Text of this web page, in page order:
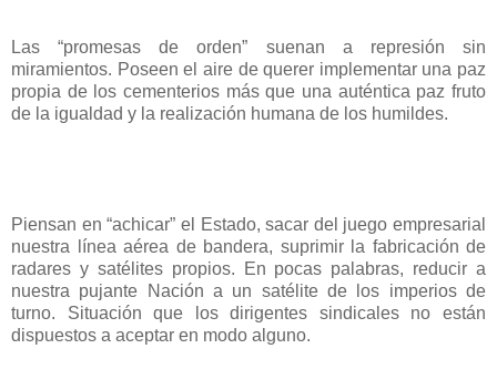
Las “promesas de orden” suenan a represión sin
miramientos. Poseen el aire de querer implementar una paz
propia de los cementerios más que una auténtica paz fruto
de la igualdad y la realización humana de los humildes.
Piensan en “achicar” el Estado, sacar del juego empresarial
nuestra línea aérea de bandera, suprimir la fabricación de
radares y satélites propios. En pocas palabras, reducir a
nuestra pujante Nación a un satélite de los imperios de
turno. Situación que los dirigentes sindicales no están
dispuestos a aceptar en modo alguno.